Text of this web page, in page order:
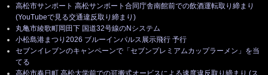
高松市サンポート 高松サンポート合同庁舎南館前での飲酒運転取り締まり
(YouTubeで見る交通違反取り締まり)
丸亀市綾歌町岡田下 国道32号線のNシステム
小松島港まつり2026 ブルーインパルス展示飛行 予行
セブンイレブンのキャンペーンで「セブンプレミアムカップラーメン」を当
てる